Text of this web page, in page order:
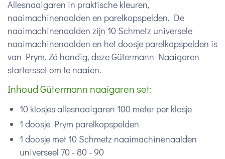
Allesnaaigaren in praktische kleuren,
naaimachinenaalden en parelkopspelden. De
naaimachinenaalden zijn 10 Schmetz universele
naaimachinenaalden en het doosje parelkopspelden is
van Prym. Zó handig, deze Gütermann Naaigaren
startersset om te naaien.
Inhoud Gütermann naaigaren set:
10 klosjes allesnaaigaren 100 meter per klosje
1 doosje Prym parelkopspelden
1 doosje met 10 Schmetz naaimachinenaalden
universeel 70 - 80 - 90